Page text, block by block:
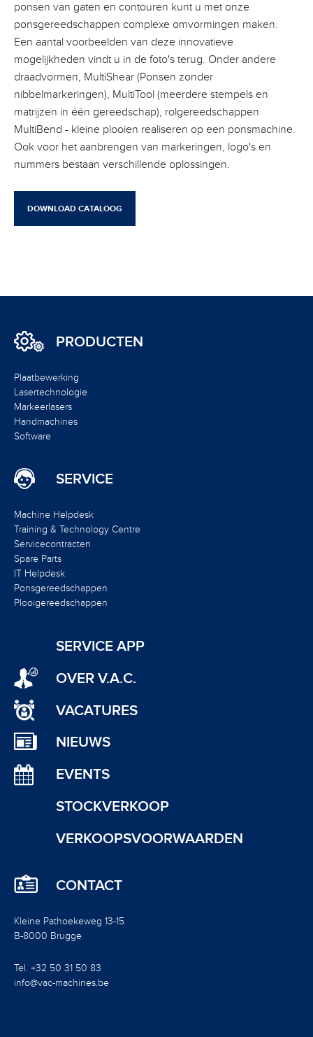
ponsen van gaten en contouren kunt u met onze
ponsgereedschappen complexe omvormingen maken.
Een aantal voorbeelden van deze innovatieve
mogelijkheden vindt u in de foto's terug. Onder andere
draadvormen, MultiShear (Ponsen zonder
nibbelmarkeringen), MultiTool (meerdere stempels en
matrijzen in één gereedschap), rolgereedschappen
MultiBend - kleine plooien realiseren op een ponsmachine.
Ook voor het aanbrengen van markeringen, logo's en
nummers bestaan verschillende oplossingen.
DOWNLOAD CATALOOG
PRODUCTEN
Plaatbewerking
Lasertechnologie
Markeerlasers
Handmachines
Software
SERVICE
Machine Helpdesk
Training & Technology Centre
Servicecontracten
Spare Parts
IT Helpdesk
Ponsgereedschappen
Plooigereedschappen
SERVICE APP
OVER V.A.C.
VACATURES
NIEUWS
EVENTS
STOCKVERKOOP
VERKOOPSVOORWAARDEN
CONTACT
Kleine Pathoekeweg 13-15
B-8000 Brugge
Tel. +32 50 31 50 83
info@vac-machines.be